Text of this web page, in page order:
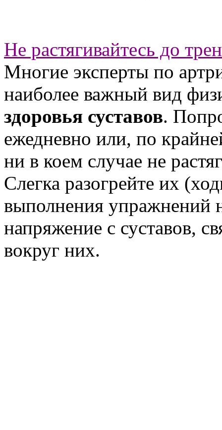
Не растягивайтесь до
Многие эксперты по
наиболее важный вид
здоровья суставов.
ежедневно или, по
ни в коем случае не
Слегка разогрейте их
выполнения упражнений
напряжение с суставов,
вокруг них.